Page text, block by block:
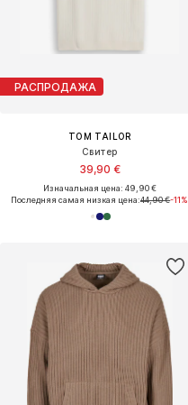
РАСПРОДАЖА
TOM TAILOR
Свитер
39,90 €
Изначальная цена: 49,90 €
Последняя самая низкая цена:44,90 €-11%